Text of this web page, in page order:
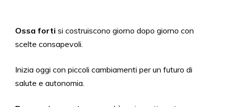
Ossa forti si costruiscono giorno dopo giorno con
scelte consapevoli.
Inizia oggi con piccoli cambiamenti per un futuro di
salute e autonomia.